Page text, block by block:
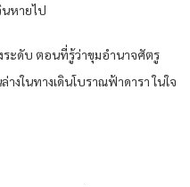
หายไป
ระดับ ตอนที่รู้ว่าขุมอำนาจศัตรู
งในทางเดินโบราณฟ้าดารา ในใจ